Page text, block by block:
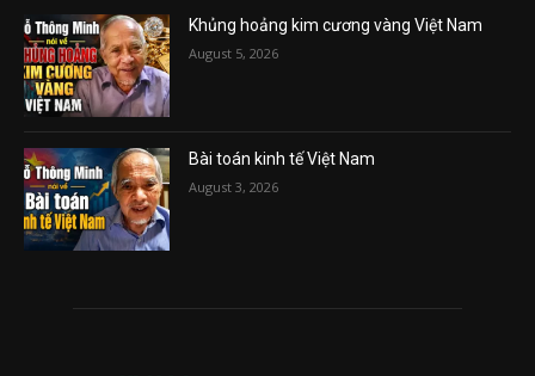
Khủng hoảng kim cương vàng Việt Nam
August 5, 2026
Bài toán kinh tế Việt Nam
August 3, 2026